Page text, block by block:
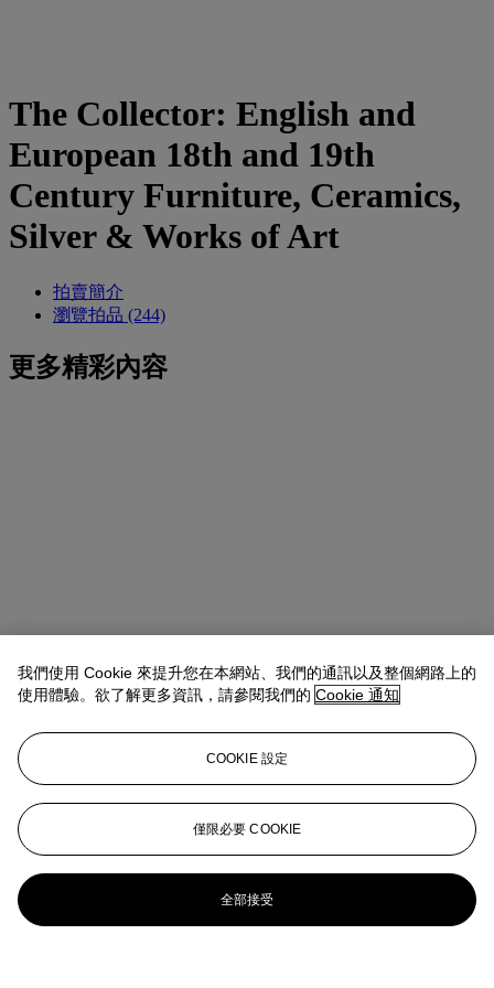
The Collector: English and
European 18th and 19th
Century Furniture, Ceramics,
Silver & Works of Art
拍賣簡介
瀏覽拍品 (244)
更多精彩內容
我們使用 Cookie 來提升您在本網站、我們的通訊以及整個網路上的
使用體驗。欲了解更多資訊，請參閱我們的 Cookie 通知
COOKIE 設定
僅限必要 COOKIE
全部接受